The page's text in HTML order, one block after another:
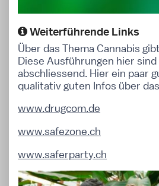
Weiterführende Links
Über das Thema Cannabis
Diese Ausführungen hier sind
abschliessend. Hier ein paar
qualitativ guten Infos über
www.drugcom.de
www.safezone.ch
www.saferparty.ch